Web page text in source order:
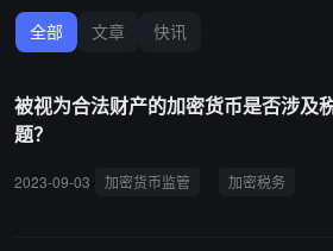
全部 文章 快讯
被视为合法财产的加密货币是否涉及
题？
2023-09-03 加密货币监管 加密税务